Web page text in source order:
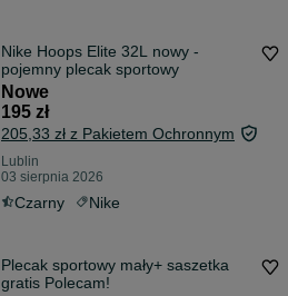
Nike Hoops Elite 32L nowy -
pojemny plecak sportowy
Nowe
195 zł
205,33 zł z Pakietem Ochronnym
Lublin
03 sierpnia 2026
Czarny Nike
Plecak sportowy mały+ saszetka
gratis Polecam!